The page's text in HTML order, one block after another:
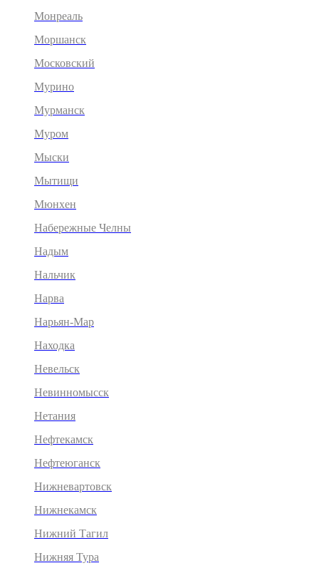
Монреаль
Моршанск
Московский
Мурино
Мурманск
Муром
Мыски
Мытищи
Мюнхен
Набережные Челны
Надым
Нальчик
Нарва
Нарьян-Мар
Находка
Невельск
Невинномысск
Нетания
Нефтекамск
Нефтеюганск
Нижневартовск
Нижнекамск
Нижний Тагил
Нижняя Тура